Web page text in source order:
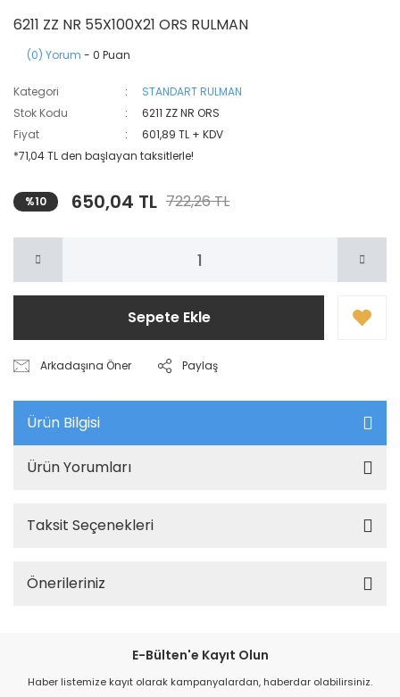
6211 ZZ NR 55X100X21 ORS RULMAN
(0) Yorum - 0 Puan
Kategori
STANDART RULMAN
Stok Kodu
6211 ZZ NR ORS
Fiyat
601,89 TL + KDV
*71,04 TL den başlayan taksitlerle!
%10 650,04 TL 722,26 TL
Sepete Ekle
Arkadaşına Öner Paylaş
Ürün Bilgisi
Ürün Yorumları
Taksit Seçenekleri
Önerileriniz
E-Bülten'e Kayıt Olun
Haber listemize kayıt olarak kampanyalardan, haberdar olabilirsiniz.